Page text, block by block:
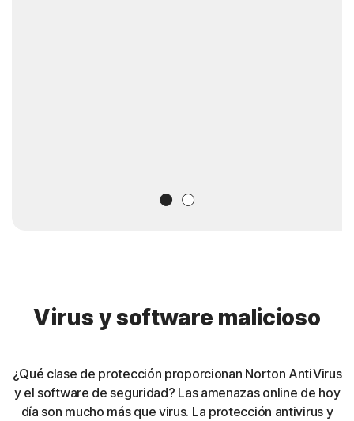
Slide 1 Slide 2
Virus y software malicioso
¿Qué clase de protección proporcionan Norton AntiVirus
y el software de seguridad? Las amenazas online de hoy
día son mucho más que virus. La protección antivirus y